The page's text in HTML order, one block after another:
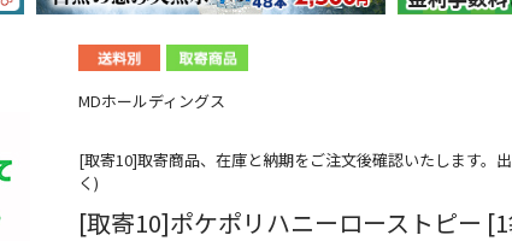
MDホールディングス
[取寄10]取寄商品、在庫と納期をご注文後確認いたします。
く)
[取寄10]ポケポリハニーローストピー